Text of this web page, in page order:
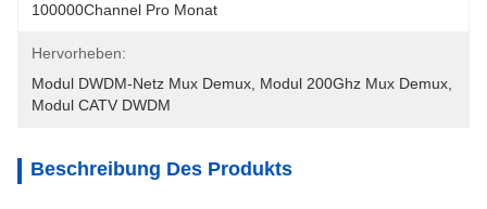
100000Channel Pro Monat
Hervorheben:
Modul DWDM-Netz Mux Demux Modul 200Ghz Mux Demux
Modul CATV DWDM
Beschreibung Des Produkts